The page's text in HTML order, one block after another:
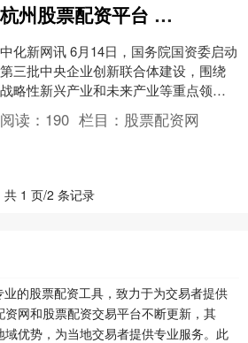
杭州股票配资平台 第三批央企创新联合体建设启动
中化新网讯 6月14日，国务院国资委启动
第三批中央企业创新联合体建设，围绕
战略性新兴产业和未来产业等重点领
域，在工业软件、工业母机、算力网
络、新能源、先进材料、....
阅读： 190 栏目： 股票配资网
共 1 页/2 条记录
的股票配资工具，致力于为交易者提供
网和股票配资交易平台不断更新，其
优势，为当地交易者提供专业服务。此